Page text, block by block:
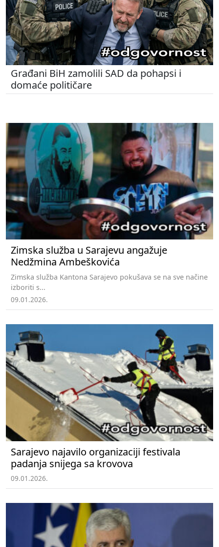
Građani BiH zamolili SAD da pohapsi i
domaće političare
Zimska služba u Sarajevu angažuje
Nedžmina Ambeškovića
Zimska služba Kantona Sarajevo pokušava se na sve načine
izboriti s...
09.01.2026.
Sarajevo najavilo organizaciji festivala
padanja snijega sa krovova
09.01.2026.